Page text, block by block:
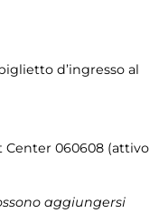
d’ingresso al
Center 060608 (attivo
aggiungersi